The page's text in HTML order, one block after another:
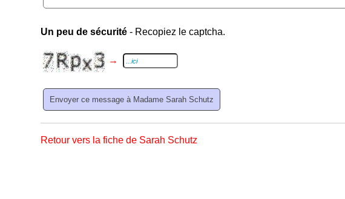
Un peu de sécurité - Recopiez le captcha.
→
Retour vers la fiche de Sarah Schutz